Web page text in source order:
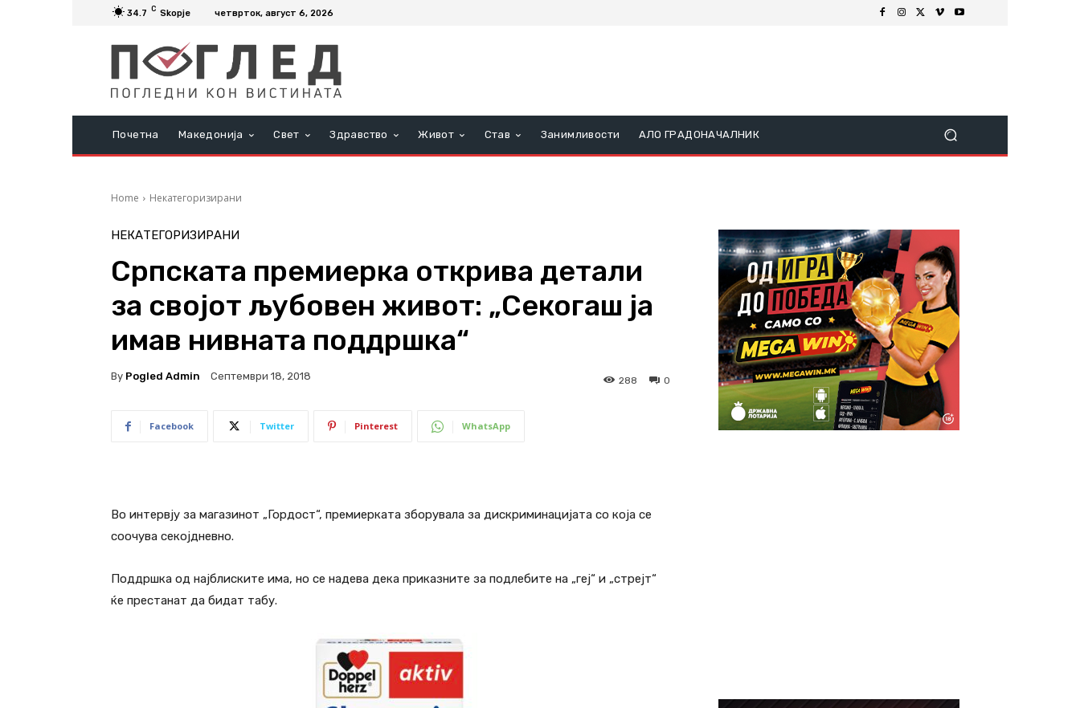
34.7 C Skopje четврток, август 6, 2026
Почетна Македонија Свет Здравство Живот Став Занимливости АЛО ГРАДОНАЧАЛНИК
Home Некатегоризирани
НЕКАТЕГОРИЗИРАНИ
Српската премиерка открива детали
за својот љубовен живот: „Секогаш ја
имав нивната поддршка“
By Pogled Admin Септември 18, 2018 0
288
Facebook Twitter Pinterest WhatsApp
Во интервју за магазинот „Гордост“, премиерката зборувала за дискриминацијата со која се
соочува секојдневно.
Поддршка од најблиските има, но се надева дека приказните за подлебите на „геј“ и „стрејт“
ќе престанат да бидат табу.